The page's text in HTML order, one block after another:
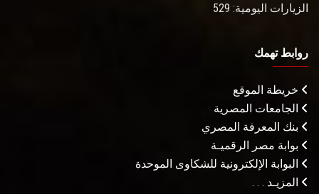
الزيارات اليومية: 529
روابط تهمك
خريطة الموقع
الجامعات المصرية
بنك المعرفة المصري
بوابة مصر الرقميـة
البوابة الإلكترونية للشكاوى الموحدة
المزيـد . . .